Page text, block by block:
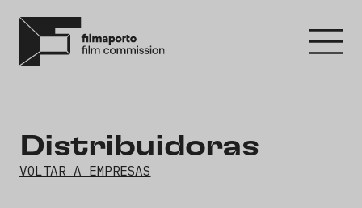
Distribuidoras
VOLTAR A EMPRESAS